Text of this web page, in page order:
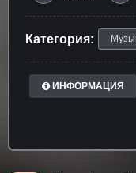
Категория:
ИНФОРМАЦИЯ